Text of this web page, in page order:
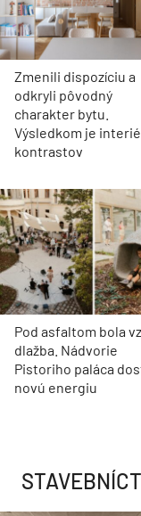
Zmenili dispozíciu a
odkryli pôvodný
charakter bytu.
Výsledkom je
kontrastov
Pod asfaltom bola
dlažba. Nádvorie
Pistoriho paláca
novú energiu